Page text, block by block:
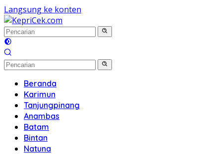
Langsung ke konten
Beranda
Karimun
Tanjungpinang
Anambas
Batam
Bintan
Natuna